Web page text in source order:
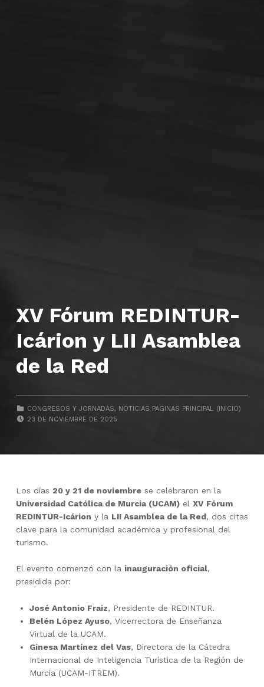
XV Fórum REDINTUR-
Icárion y LII Asamblea
de la Red
CATEGORIZED IN:
CONGRESOS Y JORNADAS, NOTICIAS PAGINAS PRINCIPAL (INICIO)
23 DE NOVIEMBRE DE 2025
Los días 20 y 21 de noviembrese celebraron en la
Universidad Católica de Murcia (UCAM)el XV Fórum
REDINTUR-Icárion y la LII Asamblea de la Red, dos citas
clave para la comunidad académica y profesional del
turismo.
El evento comenzó con la inauguración oficial,
presidida por:
José Antonio Fraiz, Presidente de REDINTUR.
Belén López Ayuso, Vicerrectora de Enseñanza
Virtual de la UCAM.
Ginesa Martínez del Vas, Directora de la Cátedra
Internacional de Inteligencia Turística de la Región de
Murcia (UCAM-ITREM).